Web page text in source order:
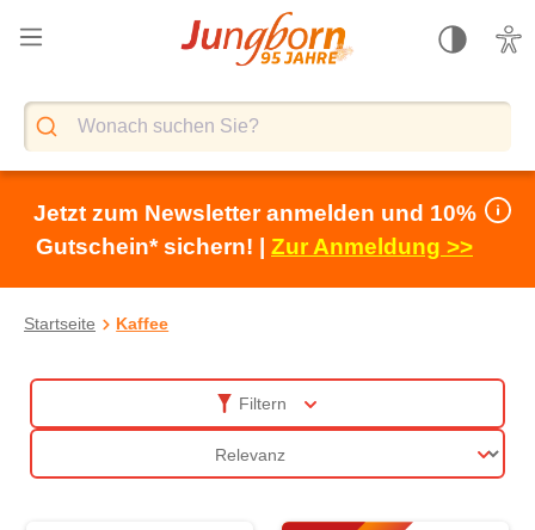
springen
Jetzt zum Newsletter anmelden und 10%
Gutschein* sichern! | Zur Anmeldung >>
Startseite Kaffee
Filtern